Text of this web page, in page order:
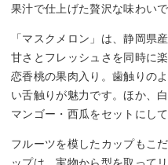
果汁で仕上げた贅沢な味わいで
「マスクメロン」は、静岡県
甘さとフレッシュさを同時に
恋香桃の果肉入り。歯触りの
い舌触りが魅力です。ほか、
マンゴー・西瓜をセットにして
フルーツを模したカップもこ
ップは、実物から型を取って